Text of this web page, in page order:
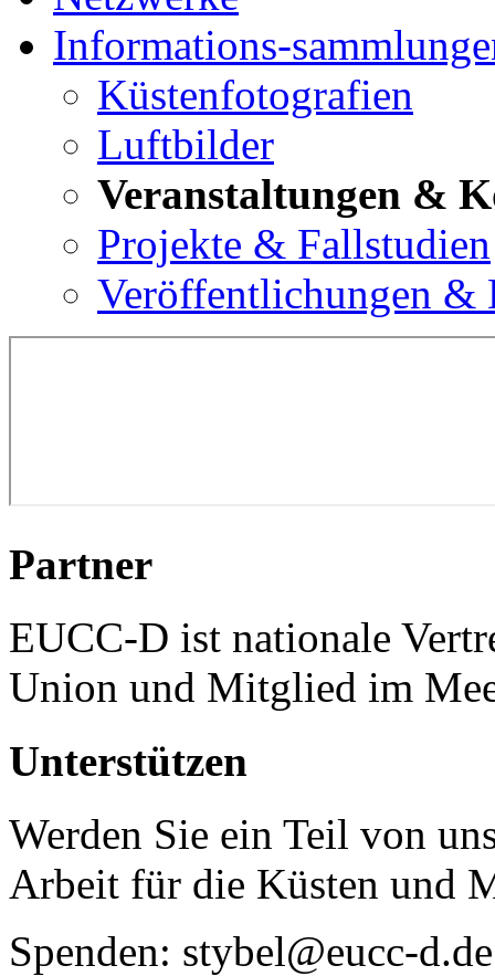
Informations-
Küstenfotografien
Luftbilder
Veranstaltungen &
Projekte & Fallstudien
Veröffentlichungen &
Partner
EUCC-D ist nationale
Union und Mitglied im
Unterstützen
Werden Sie ein Teil von
Arbeit für die Küsten und
Spenden: stybel@eucc-d.de